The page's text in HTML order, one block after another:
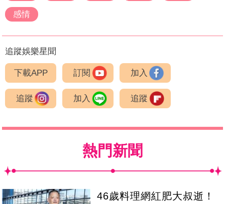
感情
追蹤娛樂星聞
下載APP 訂閱 加入
追蹤 加入 追蹤
熱門新聞
46歲料理網紅肥大叔逝！